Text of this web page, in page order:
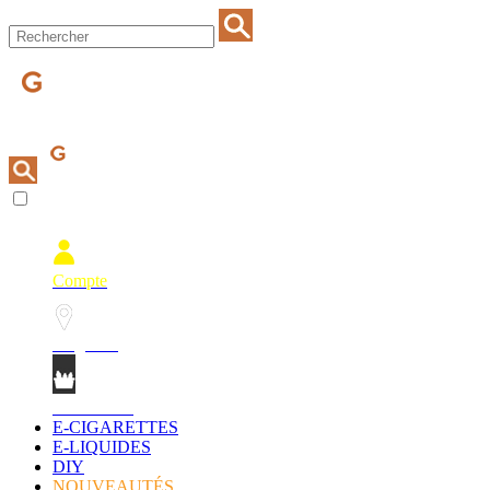
Compte
E-CIGARETTES
E-LIQUIDES
DIY
NOUVEAUTÉS